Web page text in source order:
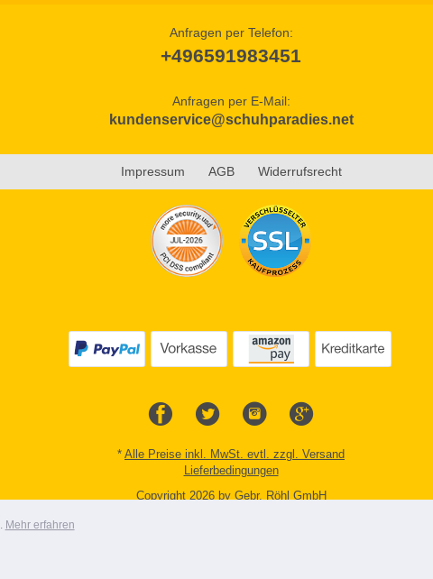
Mehr erfahren
Anfragen per Telefon:
+496591983451
Anfragen per E-Mail:
kundenservice@schuhparadies.net
Impressum AGB Widerrufsrecht
* Alle Preise inkl. MwSt. evtl. zzgl. Versand
Lieferbedingungen
Copyright 2026 by Gebr. Röhl GmbH